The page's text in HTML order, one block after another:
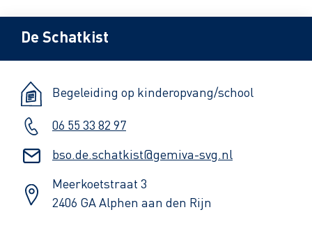
De Schatkist
Begeleiding op kinderopvang/school
06 55 33 82 97
bso.de.schatkist@gemiva-svg.nl
Meerkoetstraat 3
2406 GA Alphen aan den Rijn